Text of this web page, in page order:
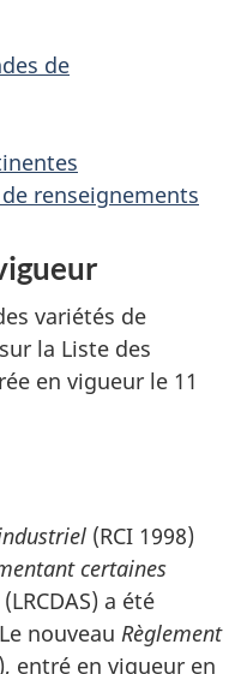
de
renseignements
variétés de
la Liste des
en vigueur le 11
(RCI 1998)
certaines
(LRCDAS) a été
nouveau Règlement
entré en vigueur en